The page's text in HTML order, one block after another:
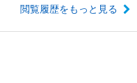
閲覧履歴をもっと見る